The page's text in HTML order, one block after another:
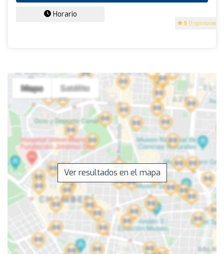
5 (1 opiniones)
Horario
Ver resultados en el mapa